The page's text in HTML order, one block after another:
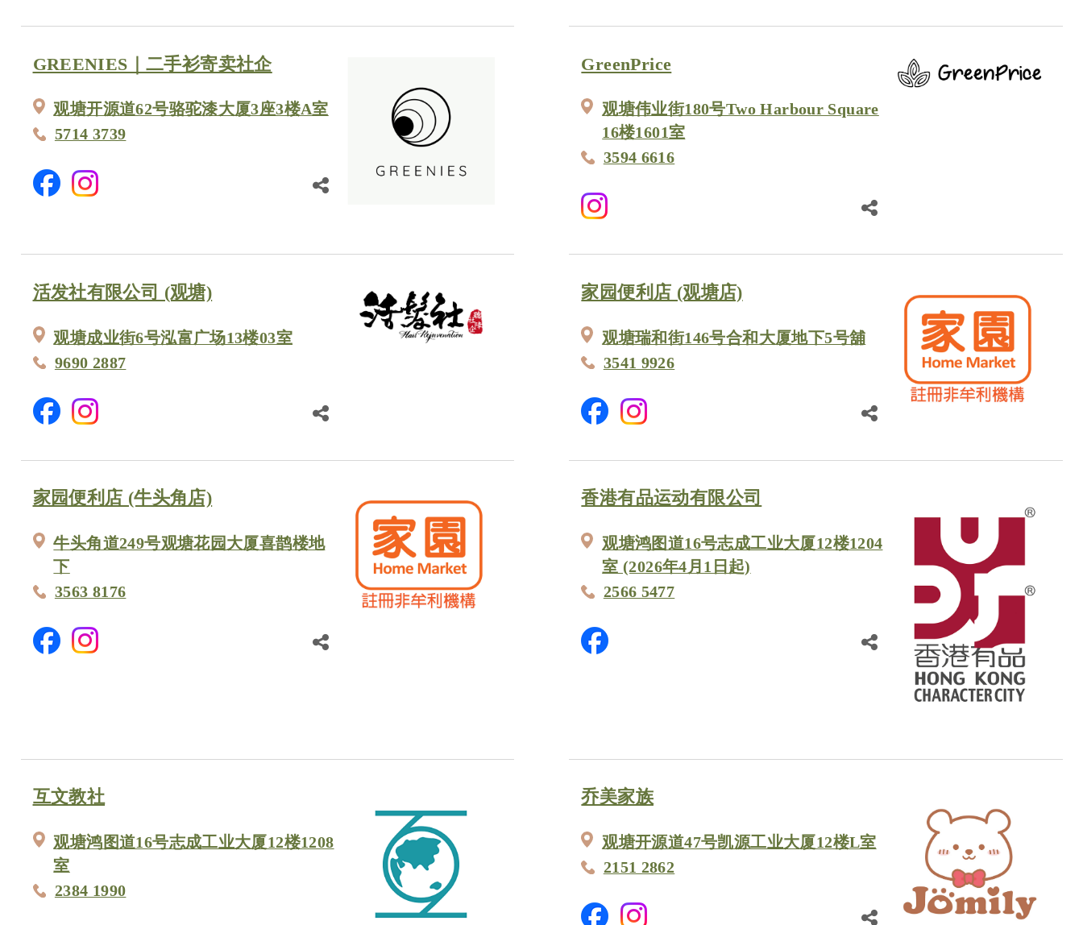
GREENIES｜二手衫寄卖社企
观塘开源道62号骆驼漆大厦3座3楼A室
5714 3739
GreenPrice
观塘伟业街180号Two Harbour Square
16楼1601室
3594 6616
活发社有限公司 (观塘)
观塘成业街6号泓富广场13楼03室
9690 2887
家园便利店 (观塘店)
观塘瑞和街146号合和大厦地下5号舖
3541 9926
家园便利店 (牛头角店)
牛头角道249号观塘花园大厦喜鹊楼地
下
3563 8176
香港有品运动有限公司
观塘鸿图道16号志成工业大厦12楼1204
室 (2026年4月1日起)
2566 5477
互文教社
观塘鸿图道16号志成工业大厦12楼1208
室
2384 1990
乔美家族
观塘开源道47号凯源工业大厦12楼L室
2151 2862